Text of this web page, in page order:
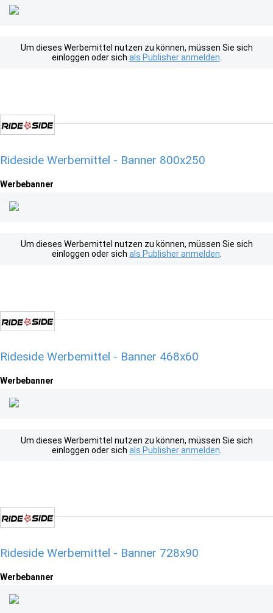
Um dieses Werbemittel nutzen zu können, müssen Sie sich
einloggen oder sich als Publisher anmelden
Rideside Werbemittel - Banner 800x250
Werbebanner
Um dieses Werbemittel nutzen zu können, müssen Sie sich
einloggen oder sich als Publisher anmelden
Rideside Werbemittel - Banner 468x60
Werbebanner
Um dieses Werbemittel nutzen zu können, müssen Sie sich
einloggen oder sich als Publisher anmelden
Rideside Werbemittel - Banner 728x90
Werbebanner